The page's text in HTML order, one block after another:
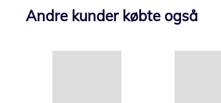
Andre kunder købte også